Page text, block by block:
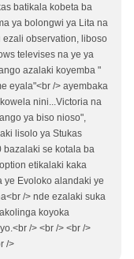
batikala kobeta ba
ya bolongwi ya Lita na
ezali observation, liboso
televises na ye ya
azalaki koyemba "
eyala"<br /> ayembaka
nini...Victoria na
ya biso nioso",
lisolo ya Stukas
bazalaki se kotala ba
etikalaki kaka
ye Evoloko alandaki ye
/> nde ezalaki suka
koyoka
/> <br /> <br />
/>